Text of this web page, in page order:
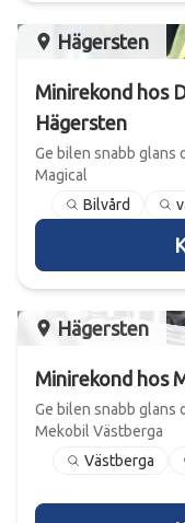
Hägersten
Minirekond hos
Hägersten
Ge bilen snabb glans
Magical
Bilvård
Hägersten
Minirekond hos
Ge bilen snabb glans
Mekobil Västberga
Västberga